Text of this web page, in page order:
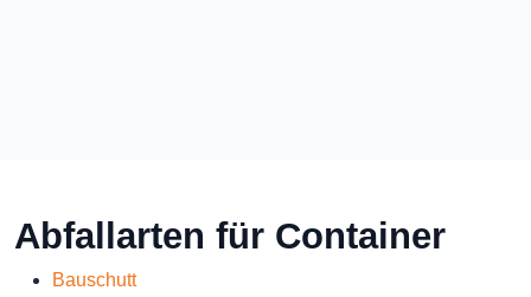
Abfallarten für Container
Bauschutt